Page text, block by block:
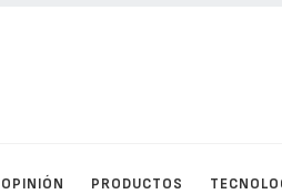
OPINIÓN PRODUCTOS